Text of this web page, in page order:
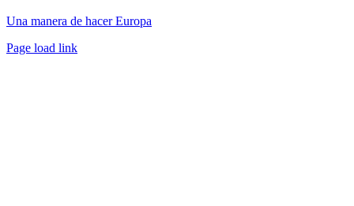
Una manera de hacer Europa
Facebook
Twitter
Instagram
Pinterest
Page load link